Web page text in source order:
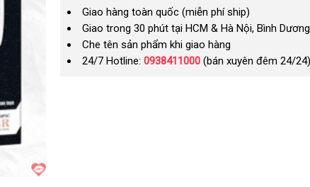
Giao hàng toàn quốc (miễn phí ship)
Giao trong 30 phút tại HCM & Hà Nội, Bình Dương
Che tên sản phẩm khi giao hàng
24/7 Hotline: 0938411000(bán xuyên đêm 24/24)